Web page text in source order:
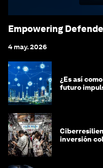
Empowering
4 may. 2026
¿Es así
futuro
inversión